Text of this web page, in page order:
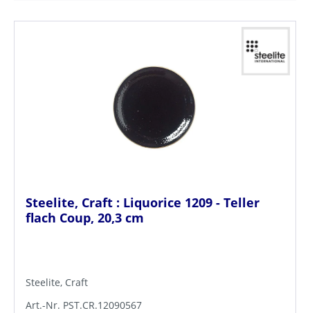
Steelite, Craft : Liquorice 1209 - Teller
flach Coup, 20,3 cm
Steelite, Craft
Art.-Nr. PST.CR.12090567